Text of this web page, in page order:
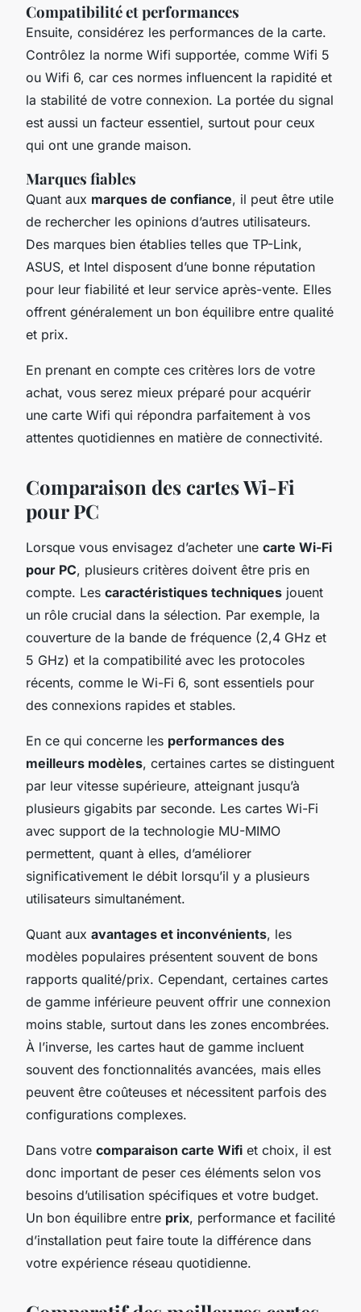
Compatibilité et performances
Ensuite, considérez les performances de la carte.
Contrôlez la norme Wifi supportée, comme Wifi 5
ou Wifi 6, car ces normes influencent la rapidité et
la stabilité de votre connexion. La portée du signal
est aussi un facteur essentiel, surtout pour ceux
qui ont une grande maison.
Marques fiables
Quant aux marques de confiance, il peut être utile
de rechercher les opinions d’autres utilisateurs.
Des marques bien établies telles que TP-Link,
ASUS, et Intel disposent d’une bonne réputation
pour leur fiabilité et leur service après-vente. Elles
offrent généralement un bon équilibre entre qualité
et prix.
En prenant en compte ces critères lors de votre
achat, vous serez mieux préparé pour acquérir
une carte Wifi qui répondra parfaitement à vos
attentes quotidiennes en matière de connectivité.
Comparaison des cartes Wi-Fi
pour PC
Lorsque vous envisagez d’acheter une carte Wi-Fi
pour PC, plusieurs critères doivent être pris en
compte. Les caractéristiques techniques jouent
un rôle crucial dans la sélection. Par exemple, la
couverture de la bande de fréquence (2,4 GHz et
5 GHz) et la compatibilité avec les protocoles
récents, comme le Wi-Fi 6, sont essentiels pour
des connexions rapides et stables.
En ce qui concerne les performances des
meilleurs modèles, certaines cartes se distinguent
par leur vitesse supérieure, atteignant jusqu’à
plusieurs gigabits par seconde. Les cartes Wi-Fi
avec support de la technologie MU-MIMO
permettent, quant à elles, d’améliorer
significativement le débit lorsqu’il y a plusieurs
utilisateurs simultanément.
Quant aux avantages et inconvénients, les
modèles populaires présentent souvent de bons
rapports qualité/prix. Cependant, certaines cartes
de gamme inférieure peuvent offrir une connexion
moins stable, surtout dans les zones encombrées.
À l’inverse, les cartes haut de gamme incluent
souvent des fonctionnalités avancées, mais elles
peuvent être coûteuses et nécessitent parfois des
configurations complexes.
Dans votre comparaison carte Wifi et choix, il est
donc important de peser ces éléments selon vos
besoins d’utilisation spécifiques et votre budget.
Un bon équilibre entre prix, performance et facilité
d’installation peut faire toute la différence dans
votre expérience réseau quotidienne.